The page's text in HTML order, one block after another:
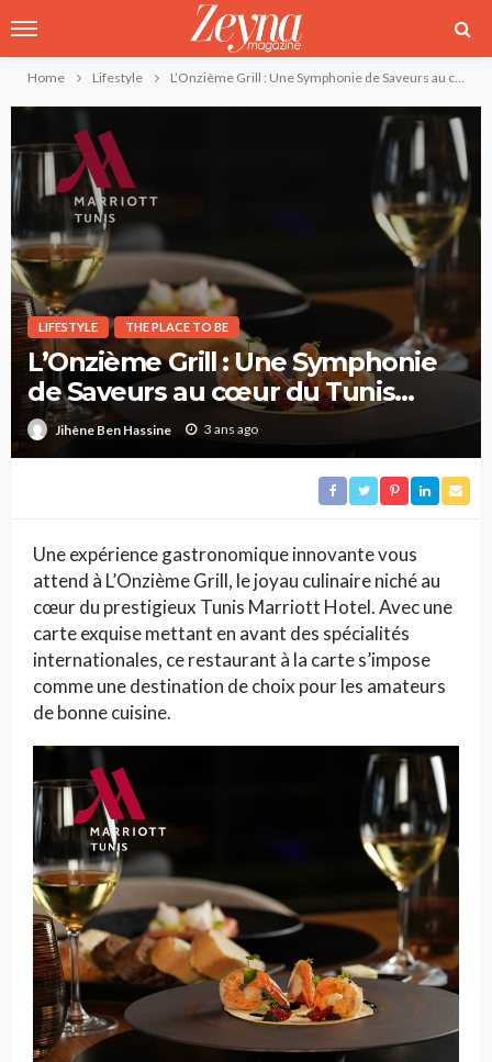
Home Lifestyle L’Onzième Grill : Une Symphonie de Saveurs au cœur du Tunis Marriott Hotel
LIFESTYLE THE PLACE TO BE
L’Onzième Grill : Une Symphonie
de Saveurs au cœur du Tunis
Marriott Hotel
Jihène Ben Hassine 3 ans ago
Une expérience gastronomique innovante vous
attend à L’Onzième Grill, le joyau culinaire niché au
cœur du prestigieux Tunis Marriott Hotel. Avec une
carte exquise mettant en avant des spécialités
internationales, ce restaurant à la carte s’impose
comme une destination de choix pour les amateurs
de bonne cuisine.